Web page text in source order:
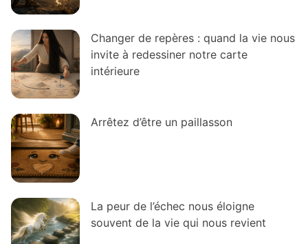
Changer de repères : quand la vie nous
invite à redessiner notre carte
intérieure
Arrêtez d’être un paillasson
La peur de l’échec nous éloigne
souvent de la vie qui nous revient